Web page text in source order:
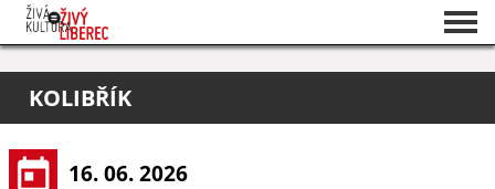
O projektu
Pořadatelé
KOLIBŘÍK
16. 06. 2026